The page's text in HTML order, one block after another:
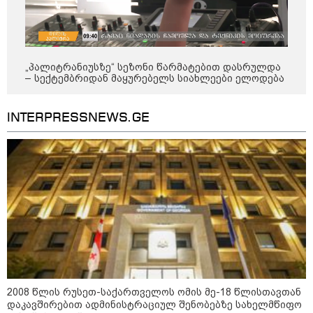
ვიცი
თუ ირიბი მტკიცებულებები - ნია
იმნაძეს მაქსიმალური სასჯელი
მიესჯება - ჩვენ ნია იმნაძეს არ
ვედავებით იმას, რომ ეუბნება:
ვამბობთ, წაქეზებას,
მანიპულირებას
აშშ-ის სენატმა რუსეთისა და
ირანის წინააღმდეგ სანქციების
საზოგადოება
„პალიტრანიუსზე“ სეზონი წარმატებით დასრულდა
– სექტემბრიდან მაყურებელს სიახლეები ელოდება
INTERPRESSNEWS.GE
2008 წლის რუსეთ-საქართველოს ომის მე-18 წლისთავთან
დაკავშირებით ადმინისტრაციულ შენობებზე სახელმწიფო